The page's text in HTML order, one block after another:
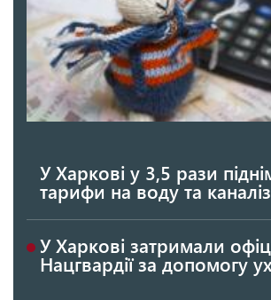
У Харкові у 3,5 рази
тарифи на воду та
У Харкові затримали
Нацгвардії за допомогу